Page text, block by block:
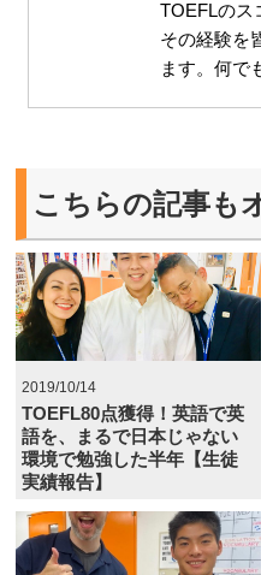
TOEFLのス
その経験を
ます。何で
こちらの記事も
2019/10/14
TOEFL80点獲得！英語で英
語を、まるで日本じゃない
環境で勉強した半年【生徒
実績報告】